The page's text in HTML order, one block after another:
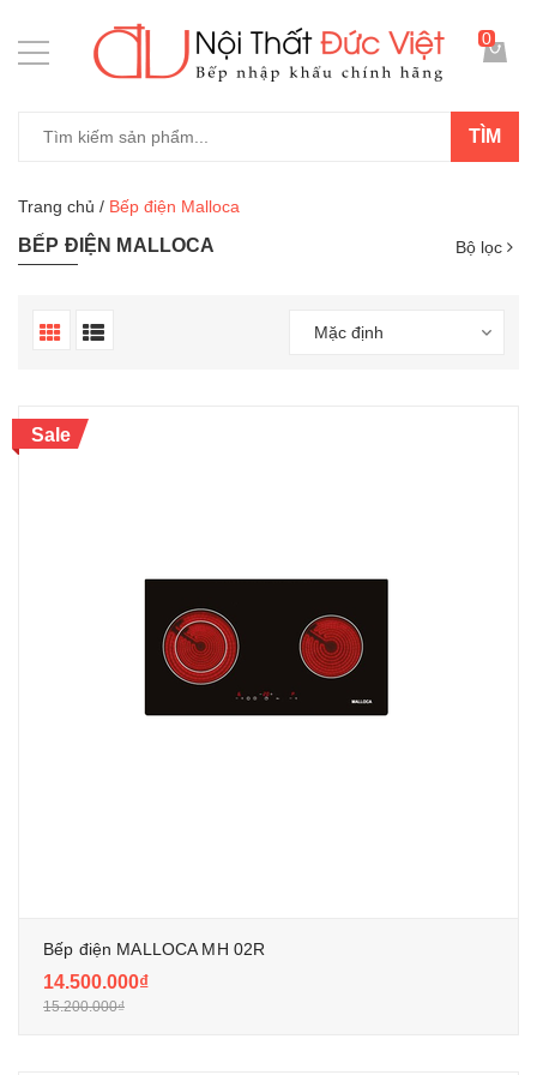
TÌM
0
Trang chủ / Bếp điện Malloca
BẾP ĐIỆN MALLOCA Bộ lọc
Mặc định
Sale
Bếp điện MALLOCA MH 02R
14.500.000₫
15.200.000₫